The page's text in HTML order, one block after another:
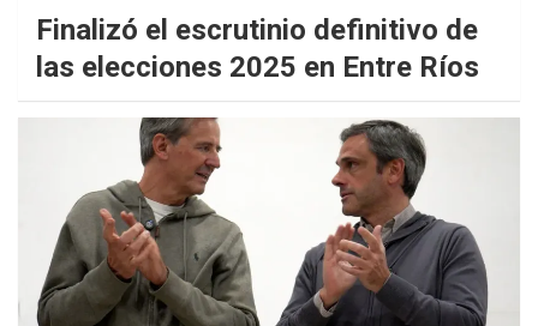
Finalizó el escrutinio definitivo de
las elecciones 2025 en Entre Ríos